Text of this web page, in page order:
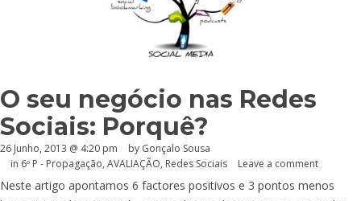
O seu negócio nas Redes
Sociais: Porquê?
26 Junho, 2013 @ 4:20 pm by Gonçalo Sousa
in 6º P - Propagação, AVALIAÇÃO, Redes Sociais Leave a comment
Neste artigo apontamos 6 factores positivos e 3 pontos menos